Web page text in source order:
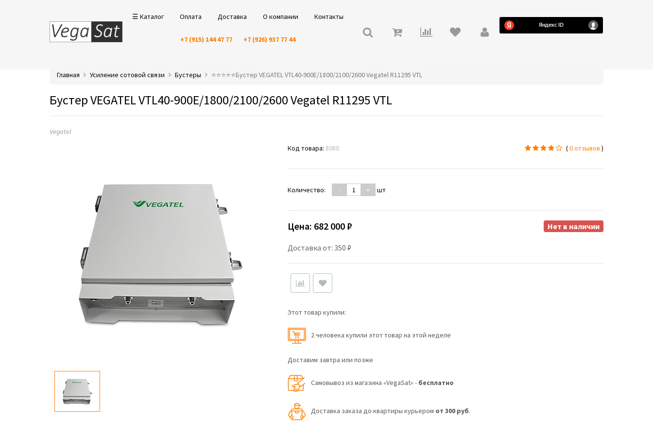
☰ Каталог Оплата Доставка О компании Контакты
+7 (915) 144 47 77 +7 (926) 937 77 44
Главная Усиление сотовой связи Бустеры ⭐️⭐️⭐️⭐️⭐️Бустер VEGATEL VTL40-900E/1800/2100/2600 Vegatel R11295 VTL
Бустер VEGATEL VTL40-900E/1800/2100/2600 Vegatel R11295 VTL
Vegatel
Код товара: 8080 (0 отзывов )
Количество: - + шт
Цена: 682 000 ₽
Доставка от: 350 ₽
Нет в наличии
Этот товар купили:
2 человекa купили этот товар на этой неделе
Доставим завтра или позже
Самовывоз из магазина «VegaSat» - бесплатно
Доставка заказа до квартиры курьером от 300 руб.